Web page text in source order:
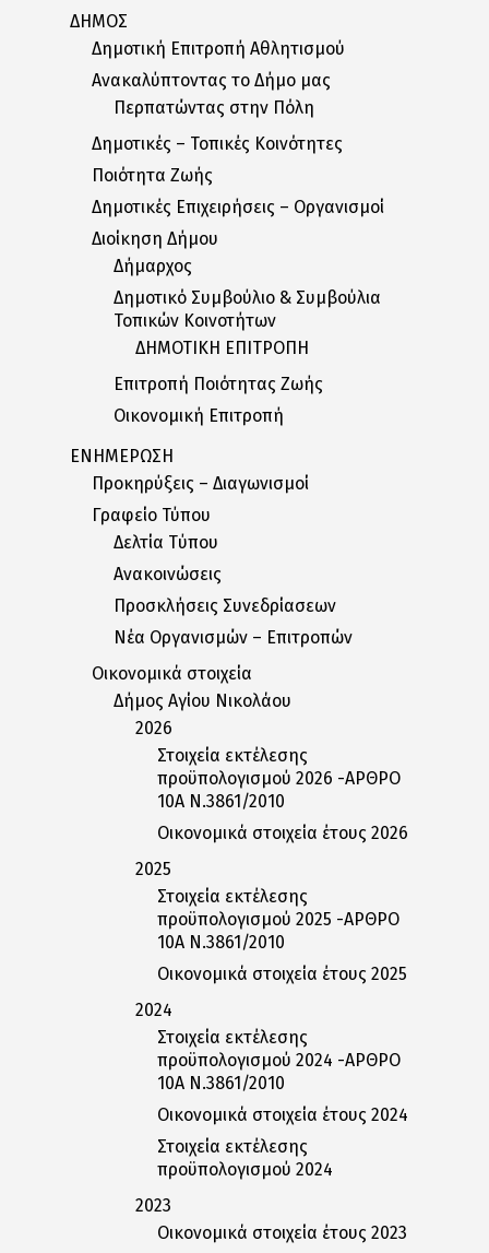
ΔΗΜΟΣ
Δημοτική Επιτροπή Αθλητισμού
Ανακαλύπτοντας το Δήμο μας
Περπατώντας στην Πόλη
Δημοτικές – Τοπικές Κοινότητες
Ποιότητα Ζωής
Δημοτικές Επιχειρήσεις – Οργανισμοί
Διοίκηση Δήμου
Δήμαρχος
Δημοτικό Συμβούλιο & Συμβούλια
Τοπικών Κοινοτήτων
ΔΗΜΟΤΙΚΗ ΕΠΙΤΡΟΠΗ
Επιτροπή Ποιότητας Ζωής
Οικονομική Επιτροπή
ΕΝΗΜΕΡΩΣΗ
Προκηρύξεις – Διαγωνισμοί
Γραφείο Τύπου
Δελτία Tύπου
Ανακοινώσεις
Προσκλήσεις Συνεδρίασεων
Nέα Oργανισμών – Eπιτροπών
Οικονομικά στοιχεία
Δήμος Αγίου Νικολάου
2026
Στοιχεία εκτέλεσης
προϋπολογισμού 2026 -ΑΡΘΡΟ
10Α Ν.3861/2010
Οικονομικά στοιχεία έτους 2026
2025
Στοιχεία εκτέλεσης
προϋπολογισμού 2025 -ΑΡΘΡΟ
10Α Ν.3861/2010
Οικονομικά στοιχεία έτους 2025
2024
Στοιχεία εκτέλεσης
προϋπολογισμού 2024 -ΑΡΘΡΟ
10Α Ν.3861/2010
Οικονομικά στοιχεία έτους 2024
Στοιχεία εκτέλεσης
προϋπολογισμού 2024
2023
Οικονομικά στοιχεία έτους 2023